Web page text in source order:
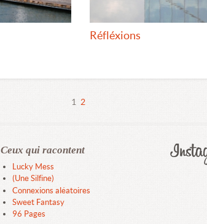
Réfléxions
1 2
Ceux qui racontent
Lucky Mess
(Une Silfine)
Connexions aléatoires
Sweet Fantasy
96 Pages